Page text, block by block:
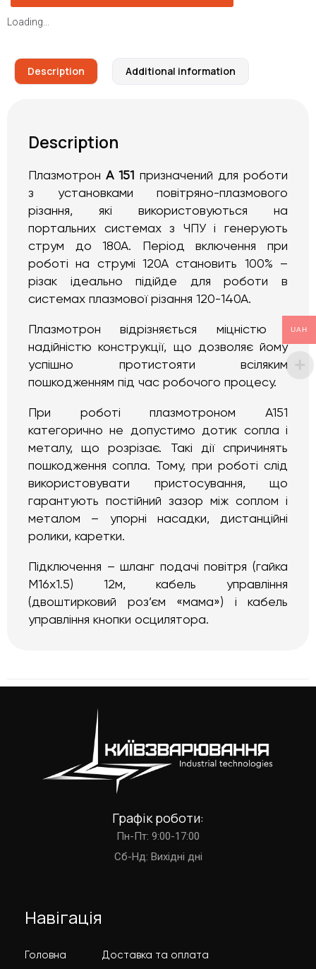
Loading...
Description Additional information
Description
ПлазмотронA 151 призначений для роботи
з установками повітряно-плазмового
різання, які використовуються на
портальних системах з ЧПУ і генерують
струм до 180А. Період включення при
роботі на струмі 120А становить 100% –
різак ідеально підійде для роботи в
системах плазмової різання 120-140А.
Плазмотрон відрізняється міцністю і
надійністю конструкції, що дозволяє йому
успішно протистояти всіляким
пошкодженням під час робочого процесу.
При роботі плазмотроном A151
категорично не допустимо дотик сопла і
металу, що розрізає. Такі дії спричинять
пошкодження сопла. Тому, при роботі слід
використовувати пристосування, що
гарантують постійний зазор між соплом і
металом – упорні насадки, дистанційні
ролики, каретки.
Підключення – шланг подачі повітря (гайка
М16х1.5) 12м, кабель управління
(двоштирковий роз’єм «мама») і кабель
управління кнопки осцилятора.
Графік роботи:
Пн-Пт: 9:00-17:00
Cб-Нд: Вихідні дні
Навігація
Головна Доставка та оплата
UAH